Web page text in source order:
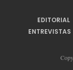
EDITORIAL
ENTREVISTAS